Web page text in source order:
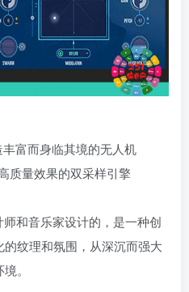
富而身临其境的无人机
质量效果的双采样引擎
和音乐家设计的，是一种创
纹理和氛围，从深沉而强大
。